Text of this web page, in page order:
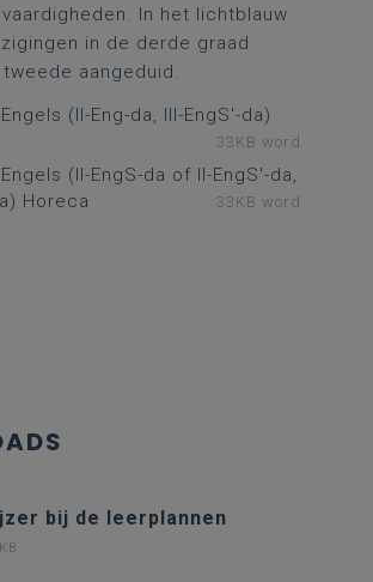
In het lichtblauw
in de derde graad
aangeduid.
(II-Eng-da, III-EngS'-da)
33KB word
(II-EngS-da of II-EngS'-da,
Horeca
33KB word
bij de leerplannen